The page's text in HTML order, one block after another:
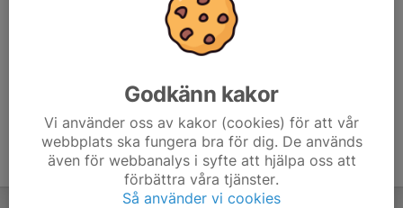
Godkänn kakor
Vi använder oss av kakor (cookies) för att vår
webbplats ska fungera bra för dig. De används
även för webbanalys i syfte att hjälpa oss att
förbättra våra tjänster.
Så använder vi cookies